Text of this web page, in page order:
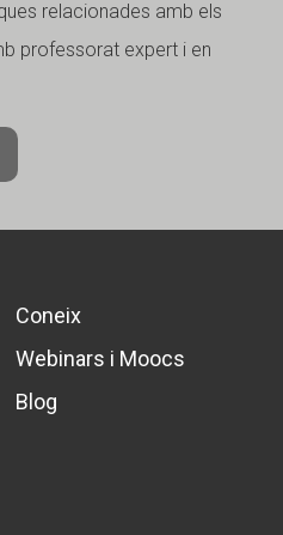
relacionades amb els
professorat expert i en
Coneix
Webinars i Moocs
Blog